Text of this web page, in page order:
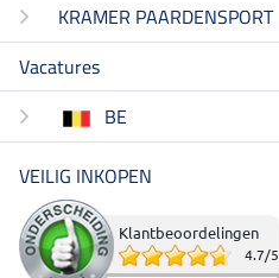
KRAMER PAARDENSPORT
Vacatures
BE
VEILIG INKOPEN
Klantbeoordelingen
4.7/5